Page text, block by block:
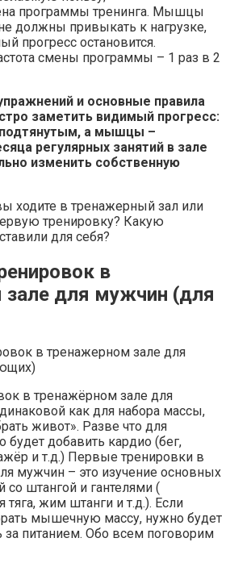
программы тренинга. Мышцы
должны привыкать к нагрузке,
прогресс остановится.
смены программы – 1 раз в 2
и основные правила
заметить видимый прогресс:
а мышцы –
регулярных занятий в зале
изменить собственную
ходите в тренажерный зал или
тренировку? Какую
для себя?
в
для мужчин (для
в тренажёрном зале для
как для набора массы,
живот». Разве что для
добавить кардио (бег,
и т.д.) Первые тренировки в
мужчин – это изучение основных
штангой и гантелями (
тяга, жим штанги и т.д.). Если
мышечную массу, нужно будет
за питанием. Обо всем поговорим